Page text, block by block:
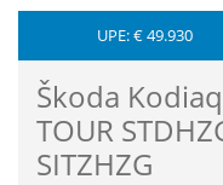
UPE: € 49.930
Škoda
TOUR
SITZHZG